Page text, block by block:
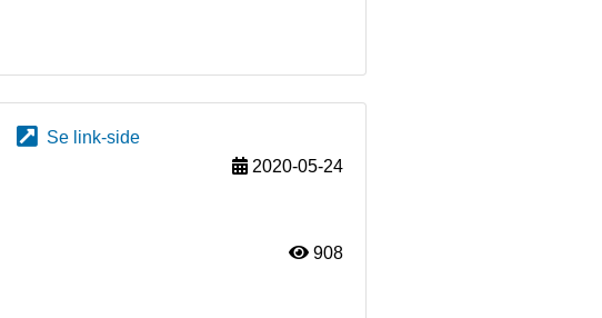
Se link-side
2020-05-24
908